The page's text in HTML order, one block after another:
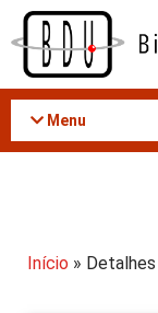
Acessar
conteúdo
Menu
Início » Detalhes